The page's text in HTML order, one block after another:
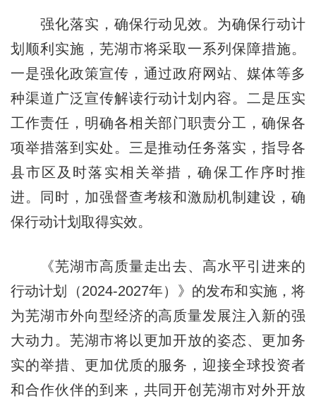
强化落实，确保行动见效。为确保行动计
划顺利实施，芜湖市将采取一系列保障措施。
一是强化政策宣传，通过政府网站、媒体等多
种渠道广泛宣传解读行动计划内容。二是压实
工作责任，明确各相关部门职责分工，确保各
项举措落到实处。三是推动任务落实，指导各
县市区及时落实相关举措，确保工作序时推
进。同时，加强督查考核和激励机制建设，确
保行动计划取得实效。
《芜湖市高质量走出去、高水平引进来的
行动计划（2024-2027年）》的发布和实施，将
为芜湖市外向型经济的高质量发展注入新的强
大动力。芜湖市将以更加开放的姿态、更加务
实的举措、更加优质的服务，迎接全球投资者
和合作伙伴的到来，共同开创芜湖市对外开放